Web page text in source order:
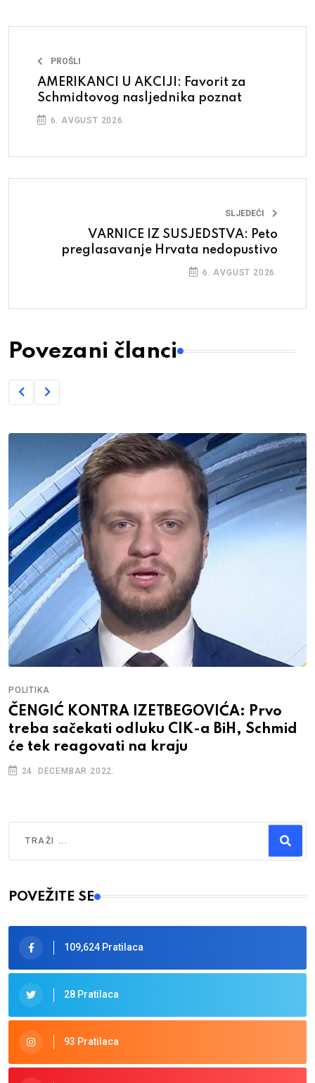
PROŠLI
AMERIKANCI U AKCIJI: Favorit za
Schmidtovog nasljednika poznat
6. AVGUST 2026.
SLJEDEĆI
VARNICE IZ SUSJEDSTVA: Peto
preglasavanje Hrvata nedopustivo
6. AVGUST 2026.
Povezani članci
POLITIKA
ČENGIĆ KONTRA IZETBEGOVIĆA: Prvo
treba sačekati odluku CIK-a BiH, Schmid
će tek reagovati na kraju
24. DECEMBAR 2022.
Type 2 or more characters for results.
POVEŽITE SE
109,624 Pratilaca
28 Pratilaca
93 Pratilaca